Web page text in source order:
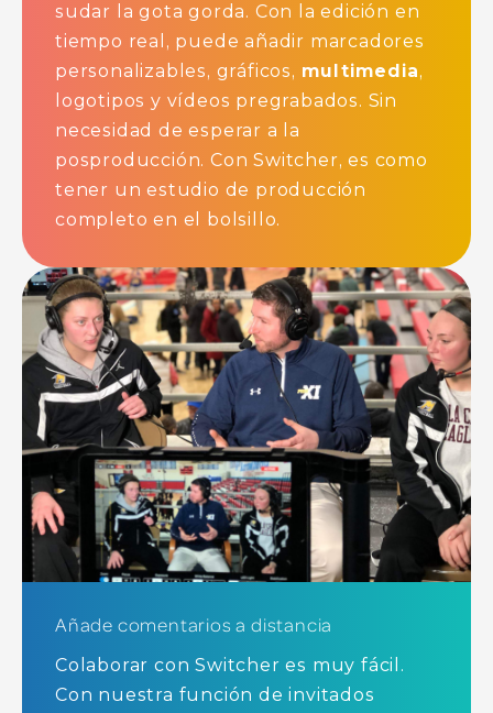
sudar la gota gorda. Con la edición en
tiempo real, puede añadir marcadores
personalizables, gráficos, multimedia,
logotipos y vídeos pregrabados. Sin
necesidad de esperar a la
posproducción. Con Switcher, es como
tener un estudio de producción
completo en el bolsillo.
Añade comentarios a distancia
Colaborar con Switcher es muy fácil.
Con nuestra función de invitados